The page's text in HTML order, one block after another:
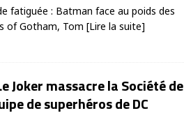
fatiguée : Batman face au poids des
of Gotham, Tom [Lire la suite]
Joker massacre la Société de
de superhéros de DC